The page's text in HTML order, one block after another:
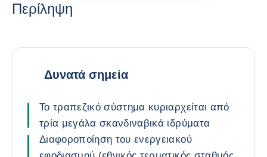
Περίληψη
Δυνατά σημεία
Το τραπεζικό σύστημα κυριαρχείται από
τρία μεγάλα σκανδιναβικά ιδρύματα
Διαφοροποίηση του ενεργειακού